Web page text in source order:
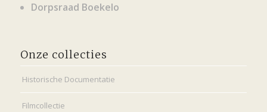
Dorpsraad Boekelo
Onze collecties
Historische Documentatie
Filmcollectie